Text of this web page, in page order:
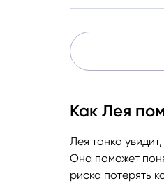
Как Лея
Лея тонко
Она поможет
риска потерять